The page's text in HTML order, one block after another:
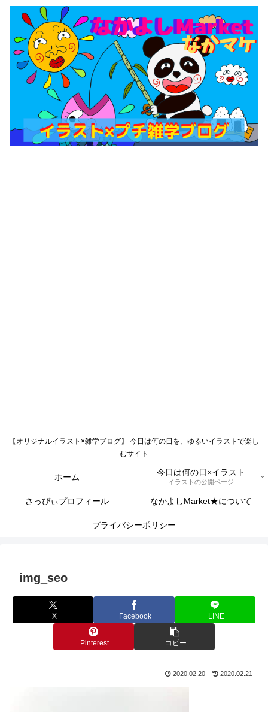
【オリジナルイラスト×雑学ブログ】 今日は何の日を、ゆるいイラストで楽し
むサイト
ホーム 今日は何の日×イラスト
イラストの公開ページ
さっぴぃプロフィール なかよしMarket★について
プライバシーポリシー
img_seo
X Facebook LINE
Pinterest コピー
2020.02.20 2020.02.21